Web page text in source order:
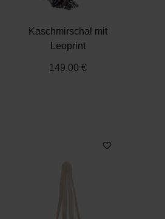
Kaschmirschal mit
Leoprint
149,00 €